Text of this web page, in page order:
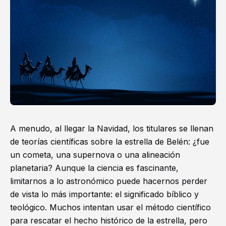
A menudo, al llegar la Navidad, los titulares se llenan
de teorías científicas sobre la estrella de Belén: ¿fue
un cometa, una supernova o una alineación
planetaria? Aunque la ciencia es fascinante,
limitarnos a lo astronómico puede hacernos perder
de vista lo más importante: el significado bíblico y
teológico. Muchos intentan usar el método científico
para rescatar el hecho histórico de la estrella, pero